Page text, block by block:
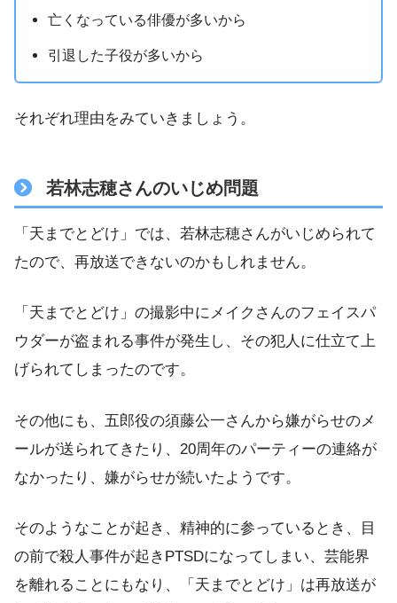
亡くなっている俳優が多いから
引退した子役が多いから
それぞれ理由をみていきましょう。
若林志穂さんのいじめ問題
「天までとどけ」では、若林志穂さんがいじめられて
たので、再放送できないのかもしれません。
「天までとどけ」の撮影中にメイクさんのフェイスパ
ウダーが盗まれる事件が発生し、その犯人に仕立て上
げられてしまったのです。
その他にも、五郎役の須藤公一さんから嫌がらせのメ
ールが送られてきたり、20周年のパーティーの連絡が
なかったり、嫌がらせが続いたようです。
そのようなことが起き、精神的に参っているとき、目
の前で殺人事件が起きPTSDになってしまい、芸能界
を離れることにもなり、「天までとどけ」は再放送が